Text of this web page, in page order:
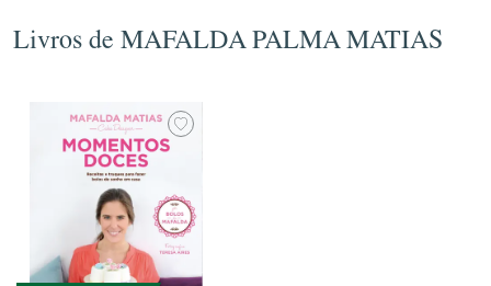
Livros de MAFALDA PALMA MATIAS